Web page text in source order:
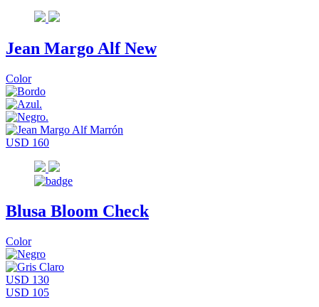
Jean Margo Alf New
Color
USD 160
Blusa Bloom Check
Color
USD 130
USD 105